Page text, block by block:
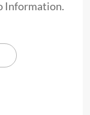
Information.